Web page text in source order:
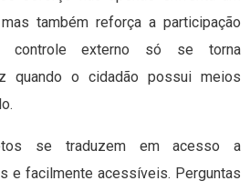
também reforça a participação
controle externo só se torna
quando o cidadão possui meios
se traduzem em acesso a
e facilmente acessíveis. Perguntas